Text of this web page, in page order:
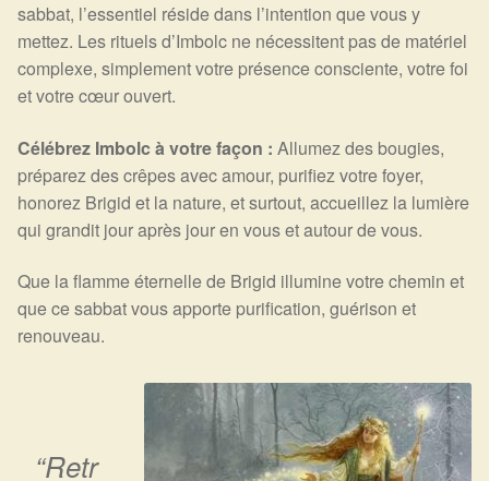
sabbat, l’essentiel réside dans l’intention que vous y
mettez. Les rituels d’Imbolc ne nécessitent pas de matériel
complexe, simplement votre présence consciente, votre foi
et votre cœur ouvert.
Célébrez Imbolc à votre façon : Allumez des bougies,
préparez des crêpes avec amour, purifiez votre foyer,
honorez Brigid et la nature, et surtout, accueillez la lumière
qui grandit jour après jour en vous et autour de vous.
Que la flamme éternelle de Brigid illumine votre chemin et
que ce sabbat vous apporte purification, guérison et
renouveau.
“Retr